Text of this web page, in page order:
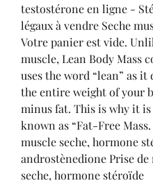
testostérone en ligne -
légaux à vendre Seche
Votre panier est vide.
muscle, Lean Body Mass
uses the word “lean” as it
the entire weight of your
minus fat. This is why it is
known as “Fat-Free
muscle seche, hormone
androstènedione Prise de
seche, hormone stéroïde